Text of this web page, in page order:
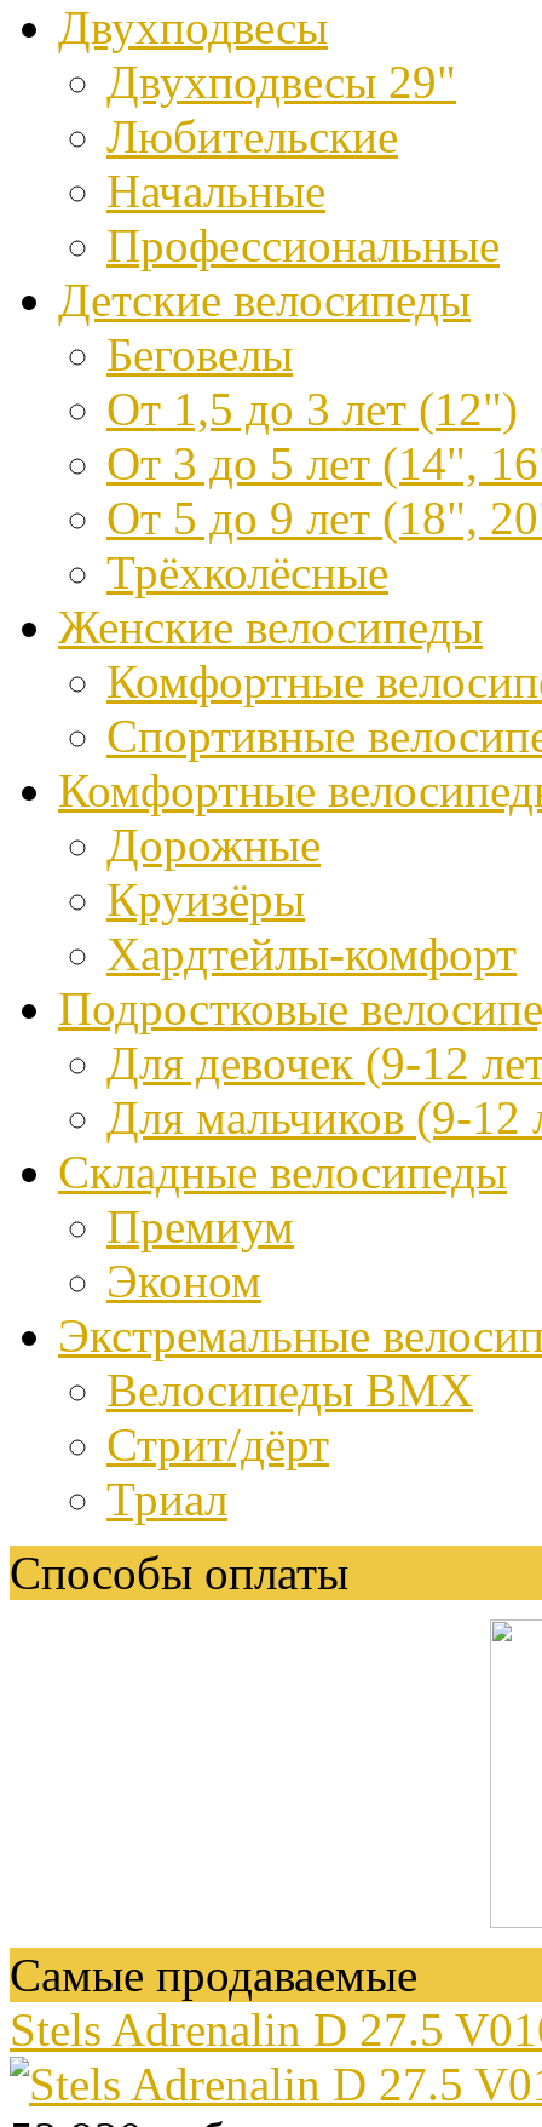
Двухподвесы
Двухподвесы 29"
Любительские
Начальные
Профессиональные
Детские велосипеды
Беговелы
От 1,5 до 3 лет (12")
От 3 до 5 лет (14",
От 5 до 9 лет (18",
Трёхколёсные
Женские велосипеды
Комфортные
Спортивные
Комфортные
Дорожные
Круизёры
Хардтейлы-комфорт
Подростковые
Для девочек (9-12
Для мальчиков (9-12
Складные велосипеды
Премиум
Эконом
Экстремальные
Велосипеды BMX
Стрит/дёрт
Триал
Способы оплаты
Самые продаваемые
Stels Adrenalin D 27.5